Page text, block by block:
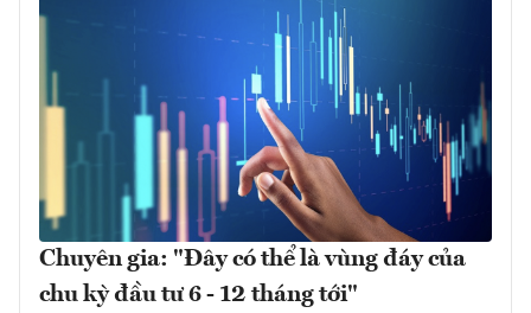
Chuyên gia: "Đây có thể là vùng đáy của
chu kỳ đầu tư 6 - 12 tháng tới"